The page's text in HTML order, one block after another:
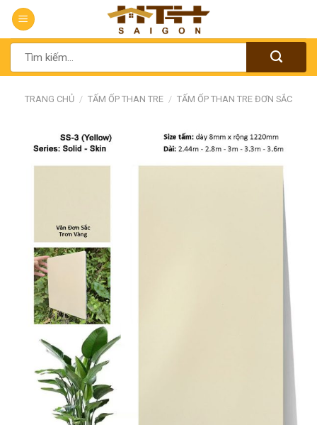
Chuyển
đến
nộiTìm
kiếm:
TRANG CHỦ / TẤM ỐP THAN TRE / TẤM ỐP THAN TRE ĐƠN SẮC